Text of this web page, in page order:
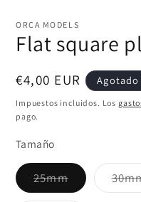
multimedia
en
una
modal
ORCA MODELS
Flat square
Precio
habitual
€4,00 EUR Agotado
Impuestos incluidos. Los
pago.
Tamaño
25mmVariante
agotada